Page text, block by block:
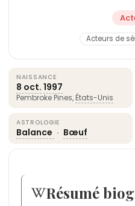
Acteurs de
NAISSANCE
8 oct. 1997
Pembroke Pines, États-Unis
ASTROLOGIE
Balance · Bœuf
Résumé